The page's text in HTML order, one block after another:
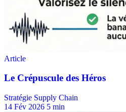
Stratégie Supply Chain
14 Fév 2026 5 min